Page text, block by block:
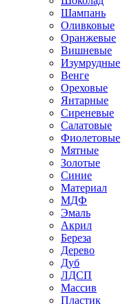
Шампань
Оливковые
Оранжевые
Вишневые
Изумрудные
Венге
Ореховые
Янтарные
Сиреневые
Салатовые
Фиолетовые
Мятные
Золотые
Синие
Материал
МДФ
Эмаль
Акрил
Береза
Дерево
Дуб
ЛДСП
Массив
Пластик